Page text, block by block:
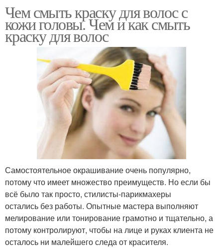
Чем смыть краску для волос с
кожи головы. Чем и как смыть
краску для волос
Самостоятельное окрашивание очень популярно,
потому что имеет множество преимуществ. Но если бы
всё было так просто, стилисты-парикмахеры
остались без работы. Опытные мастера выполняют
мелирование или тонирование грамотно и тщательно, а
потому контролируют, чтобы на лице и руках клиента не
осталось ни малейшего следа от красителя.